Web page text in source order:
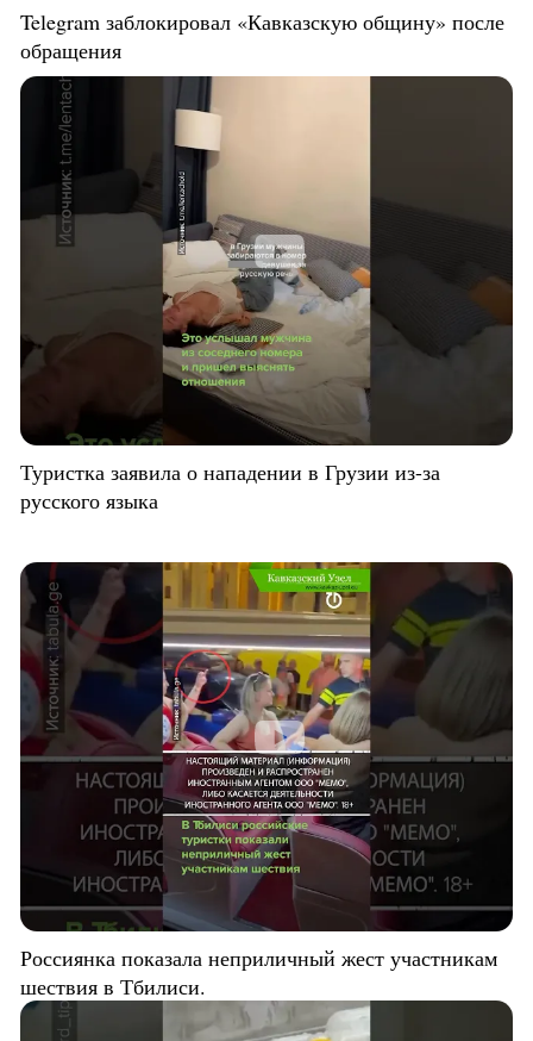
Telegram заблокировал «Кавказскую общину» после
обращения
Туристка заявила о нападении в Грузии из-за
русского языка
Россиянка показала неприличный жест участникам
шествия в Тбилиси.